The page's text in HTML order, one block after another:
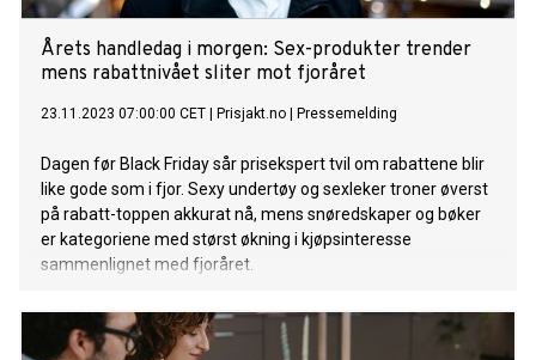
Årets handledag i morgen: Sex-produkter trender
mens rabattnivået sliter mot fjoråret
23.11.2023 07:00:00 CET Prisjakt.no Pressemelding
Dagen før Black Friday sår prisekspert tvil om rabattene blir
like gode som i fjor. Sexy undertøy og sexleker troner øverst
på rabatt-toppen akkurat nå, mens snøredskaper og bøker
er kategoriene med størst økning i kjøpsinteresse
sammenlignet med fjoråret.